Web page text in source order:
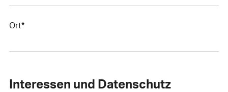
Ort*
Interessen und Datenschutz